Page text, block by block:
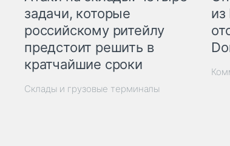
задачи, которые
российскому ритейлу
предстоит решить в
кратчайшие сроки
Склады и грузовые терминалы
из